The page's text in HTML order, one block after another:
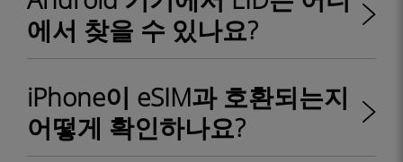
에서 찾을 수 있나요?
iPhone이 eSIM과 호환되는지
어떻게 확인하나요?